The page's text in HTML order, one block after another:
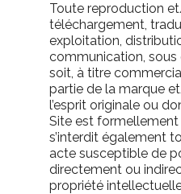
Toute reproduction
téléchargement,
exploitation,
communication,
soit, à titre
partie de la marque
l’esprit originale ou
Site est
s’interdit également
acte susceptible de
directement ou
propriété